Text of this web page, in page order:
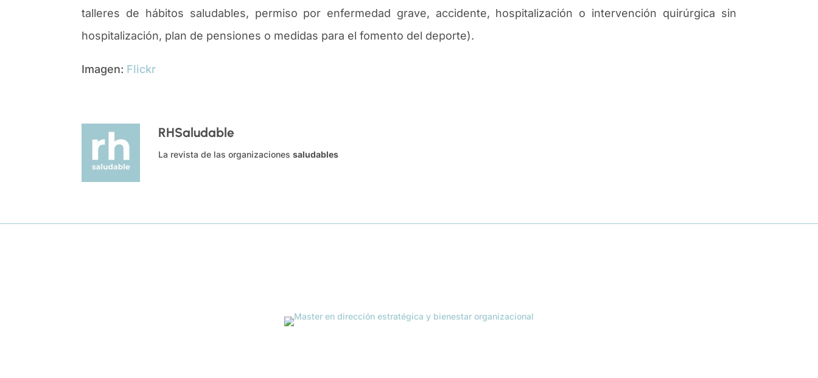
talleres de hábitos saludables, permiso por enfermedad grave, accidente, hospitalización o intervención quirúrgica sin
hospitalización, plan de pensiones o medidas para el fomento del deporte).
Imagen: Flickr
RHSaludable
La revista de las organizacionessaludables